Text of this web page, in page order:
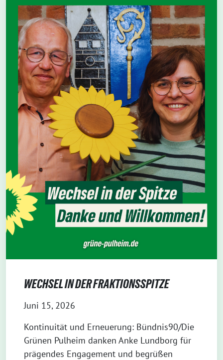
WECHSEL IN DER FRAKTIONSSPITZE
Juni 15, 2026
Kontinuität und Erneuerung: Bündnis90/Die
Grünen Pulheim danken Anke Lundborg für
prägendes Engagement und begrüßen